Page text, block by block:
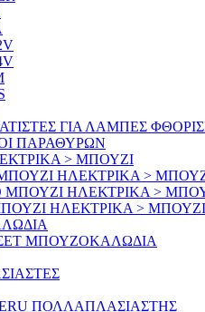
ΓΙΑ ΛΑΜΠΕΣ
ΠΑΡΑΘΥΡΩΝ
> ΜΠΟΥΖΙ
ΗΛΕΚΤΡΙΚΑ >
ΜΠΟΥΖΙ ΗΛΕΚΤΡΙΚΑ >
ΗΛΕΚΤΡΙΚΑ > ΜΠΟΥΖΙ
ΜΠΟΥΖΟΚΑΛΩΔΙΑ
ΠΟΛΛΑΠΛΑΣΙΑΣΤΗΣ